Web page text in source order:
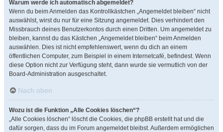
Warum werde ich automatisch abgemeldet?
Wenn du beim Anmelden das Kontrollkästchen „Angemeldet bleiben“ nicht
auswählst, wirst du nur für eine Sitzung angemeldet. Dies verhindert den
Missbrauch deines Benutzerkontos durch einen Dritten. Um angemeldet zu
bleiben, kannst du das Kästchen „Angemeldet bleiben“ beim Anmelden
auswählen. Dies ist nicht empfehlenswert, wenn du dich an einem
öffentlichen Computer, zum Beispiel in einem Internetcafé, befindest. Wenn
diese Option nicht zur Verfügung steht, dann wurde sie vermutlich von der
Board-Administration ausgeschaltet.
Nach oben
Wozu ist die Funktion „Alle Cookies löschen“?
„Alle Cookies löschen“ löscht die Cookies, die phpBB erstellt hat und die
dafür sorgen, dass du im Forum angemeldet bleibst. Außerdem ermöglichen